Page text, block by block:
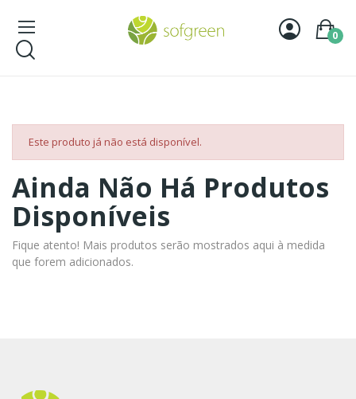
0
Este produto já não está disponível.
Ainda Não Há Produtos
Disponíveis
Fique atento! Mais produtos serão mostrados aqui à medida
que forem adicionados.